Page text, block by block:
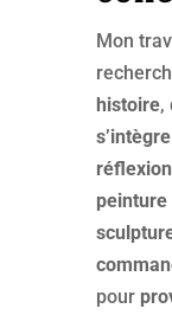
Mon
histoire,
réflexion
pour